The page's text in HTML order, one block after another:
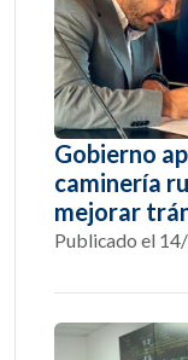
Gobierno
caminería
mejorar
Publicado el